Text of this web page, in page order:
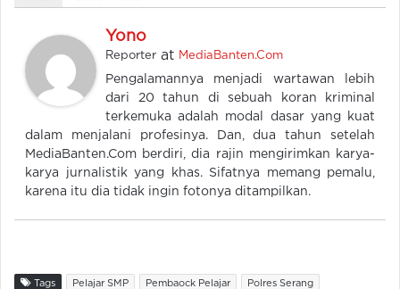
Yono
Reporter at MediaBanten.Com
Pengalamannya menjadi wartawan lebih
dari 20 tahun di sebuah koran kriminal
terkemuka adalah modal dasar yang kuat
dalam menjalani profesinya. Dan, dua tahun setelah
MediaBanten.Com berdiri, dia rajin mengirimkan karya-
karya jurnalistik yang khas. Sifatnya memang pemalu,
karena itu dia tidak ingin fotonya ditampilkan.
Tags Pelajar SMP Pembaock Pelajar Polres Serang